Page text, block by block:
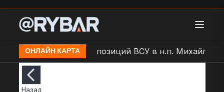
ОНЛАЙН КАРТА
Артобстрел позиций ВСУ в н.п. Михайловка
Назад